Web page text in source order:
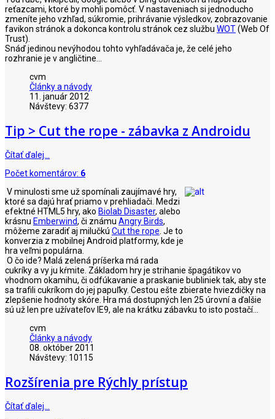
reťazcami, ktoré by mohli pomôcť. V nastaveniach si jednoducho
zmeníte jeho vzhľad, súkromie, prihrávanie výsledkov, zobrazovanie
favikon stránok a dokonca kontrolu stránok cez službu WOT(Web Of
Trust).
Snáď jedinou nevýhodou tohto vyhľadávača je, že celé jeho
rozhranie je v angličtine...
cvm
Články a návody
11. január 2012
Návštevy: 6377
Tip > Cut the rope - zábavka z Androidu
Čítať ďalej…
Počet komentárov: 6
V minulosti sme už spomínali zaujímavé hry,
ktoré sa dajú hrať priamo v prehliadači. Medzi
efektné HTML5 hry, ako Biolab Disaster, alebo
krásnu Emberwind, či známu Angry Birds,
môžeme zaradiť aj milučkú Cut the rope. Je to
konverzia z mobilnej Android platformy, kde je
hra veľmi populárna.
O čo ide? Malá zelená príšerka má rada
cukríky a vy ju kŕmite. Základom hry je strihanie špagátikov vo
vhodnom okamihu, či odfúkavanie a praskanie bubliniek tak, aby ste
sa trafili cukríkom do jej papuľky. Cestou ešte zbierate hviezdičky na
zlepšenie hodnoty skóre. Hra má dostupných len 25 úrovní a ďalšie
sú už len pre užívateľov IE9, ale na krátku zábavku to isto postačí...
cvm
Články a návody
08. október 2011
Návštevy: 10115
Rozšírenia pre Rýchly prístup
Čítať ďalej…